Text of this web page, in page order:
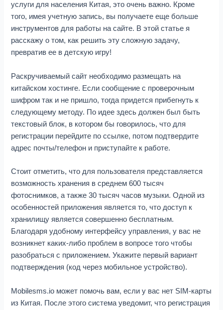
услуги для населения Китая, это очень важно. Кроме
того, имея учетную запись, вы получаете еще больше
инструментов для работы на сайте. В этой статье я
расскажу о том, как решить эту сложную задачу,
превратив ее в детскую игру!
Раскручиваемый сайт необходимо размещать на
китайском хостинге. Если сообщение с проверочным
шифром так и не пришло, тогда придется прибегнуть к
следующему методу. По идее здесь должен был быть
текстовый блок, в котором бы говорилось, что для
регистрации перейдите по ссылке, потом подтвердите
адрес почты/телефон и приступайте к работе.
Стоит отметить, что для пользователя представляется
возможность хранения в среднем 600 тысяч
фотоснимков, а также 30 тысяч часов музыки. Одной из
особенностей приложения является то, что доступ к
хранилищу является совершенно бесплатным.
Благодаря удобному интерфейсу управления, у вас не
возникнет каких-либо проблем в вопросе того чтобы
разобраться с приложением. Укажите первый вариант
подтверждения (код через мобильное устройство).
Mobilesms.io может помочь вам, если у вас нет SIM-карты
из Китая. После этого система уведомит, что регистрация